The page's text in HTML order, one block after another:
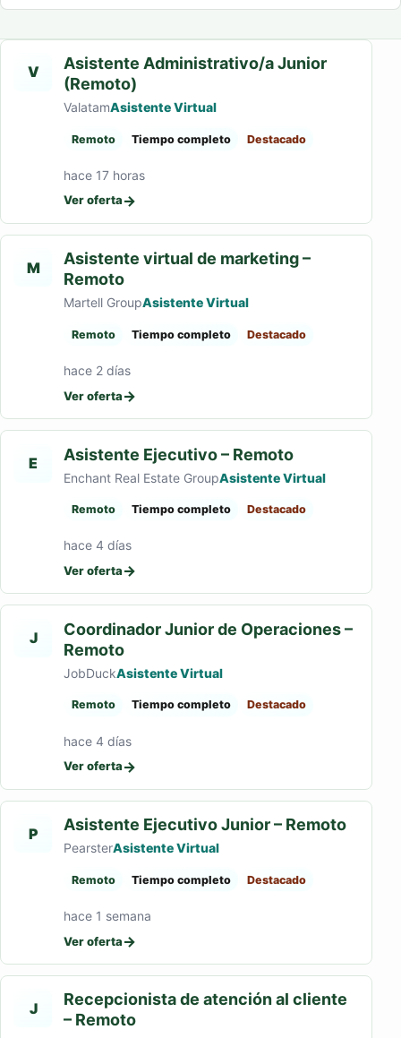
V
Asistente Administrativo/a Junior
(Remoto)
ValatamAsistente Virtual
Remoto Tiempo completo Destacado
hace 17 horas
Ver oferta→
M
Asistente virtual de marketing –
Remoto
Martell GroupAsistente Virtual
Remoto Tiempo completo Destacado
hace 2 días
Ver oferta→
E Asistente Ejecutivo – Remoto
Enchant Real Estate GroupAsistente Virtual
Remoto Tiempo completo Destacado
hace 4 días
Ver oferta→
J
Coordinador Junior de Operaciones –
Remoto
JobDuckAsistente Virtual
Remoto Tiempo completo Destacado
hace 4 días
Ver oferta→
P Asistente Ejecutivo Junior – Remoto
PearsterAsistente Virtual
Remoto Tiempo completo Destacado
hace 1 semana
Ver oferta→
J
Recepcionista de atención al cliente
– Remoto